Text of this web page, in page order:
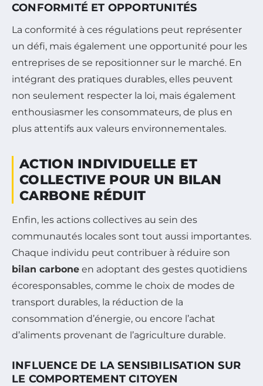
CONFORMITÉ ET OPPORTUNITÉS
La conformité à ces régulations peut représenter
un défi, mais également une opportunité pour les
entreprises de se repositionner sur le marché. En
intégrant des pratiques durables, elles peuvent
non seulement respecter la loi, mais également
enthousiasmer les consommateurs, de plus en
plus attentifs aux valeurs environnementales.
ACTION INDIVIDUELLE ET
COLLECTIVE POUR UN BILAN
CARBONE RÉDUIT
Enfin, les actions collectives au sein des
communautés locales sont tout aussi importantes.
Chaque individu peut contribuer à réduire son
bilan carbone en adoptant des gestes quotidiens
écoresponsables, comme le choix de modes de
transport durables, la réduction de la
consommation d’énergie, ou encore l’achat
d’aliments provenant de l’agriculture durable.
INFLUENCE DE LA SENSIBILISATION SUR
LE COMPORTEMENT CITOYEN